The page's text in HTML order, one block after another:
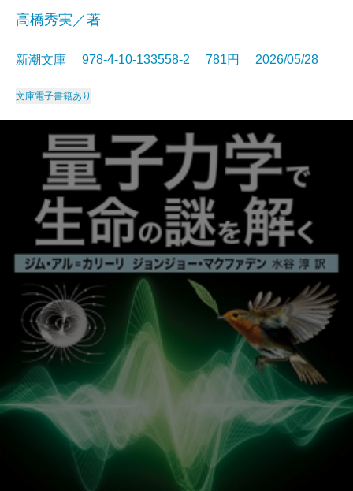
高橋秀実／著
新潮文庫 978-4-10-133558-2 781円 2026/05/28
文庫電子書籍あり